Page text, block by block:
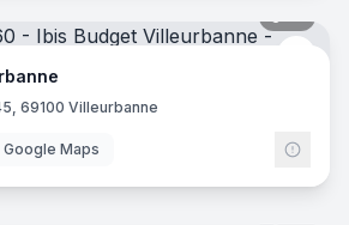
Ibis
69100 Villeurbanne
Google Maps